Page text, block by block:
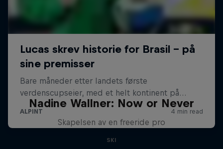
Nadine Wallner: Now or Never
Skapelsen av en freeride pro
SKI